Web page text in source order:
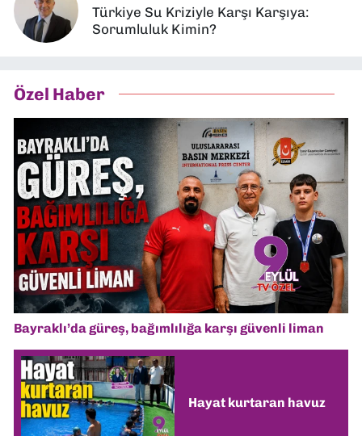
Türkiye Su Kriziyle Karşı Karşıya:
Sorumluluk Kimin?
Özel Haber
Bayraklı’da güreş, bağımlılığa karşı güvenli liman
Hayat kurtaran havuz